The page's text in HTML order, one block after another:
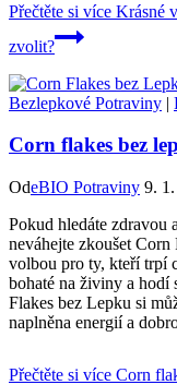
Přečtěte si více Krásné
zvolit?
Bezlepkové Potraviny |
Corn flakes bez
OdeBIO Potraviny 9.
Pokud hledáte zdravou
neváhejte zkoušet
volbou pro ty, kteří trpí
bohaté na živiny a hodí
Flakes bez Lepku si
naplněna energií a
Přečtěte si více Corn